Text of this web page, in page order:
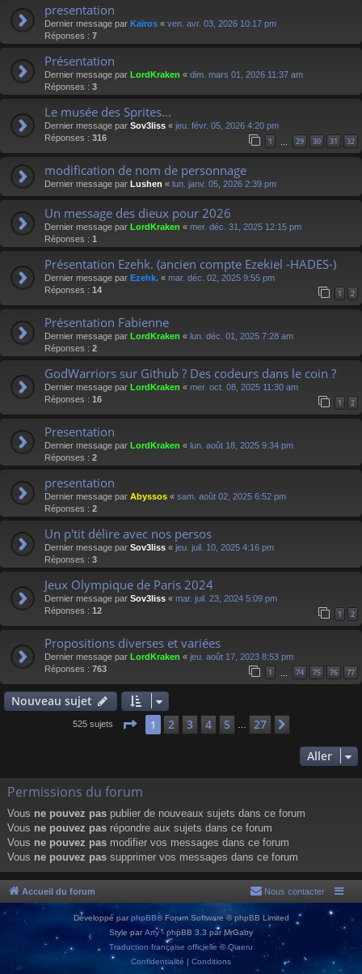
presentation
Dernier message par Kaïros « ven. avr. 03, 2026 10:17 pm
Réponses : 7
Présentation
Dernier message par LordKraken « dim. mars 01, 2026 11:37 am
Réponses : 3
Le musée des Sprites...
Dernier message par Sov3liss « jeu. févr. 05, 2026 4:20 pm
Réponses : 316 1 29 30 31 32
modification de nom de personnage
Dernier message par Lushen « lun. janv. 05, 2026 2:39 pm
Un message des dieux pour 2026
Dernier message par LordKraken « mer. déc. 31, 2025 12:15 pm
Réponses : 1
Présentation Ezehk. (ancien compte Ezekiel -HADES-)
Dernier message par Ezehk. « mar. déc. 02, 2025 9:55 pm
Réponses : 14 1 2
Présentation Fabienne
Dernier message par LordKraken « lun. déc. 01, 2025 7:28 am
Réponses : 2
GodWarriors sur Github ? Des codeurs dans le coin ?
Dernier message par LordKraken « mer. oct. 08, 2025 11:30 am
Réponses : 16 1 2
Presentation
Dernier message par LordKraken « lun. août 18, 2025 9:34 pm
Réponses : 2
presentation
Dernier message par Abyssos « sam. août 02, 2025 6:52 pm
Réponses : 2
Un p'tit délire avec nos persos
Dernier message par Sov3liss « jeu. juil. 10, 2025 4:16 pm
Réponses : 3
Jeux Olympique de Paris 2024
Dernier message par Sov3liss « mar. juil. 23, 2024 5:09 pm
Réponses : 12 1 2
Propositions diverses et variées
Dernier message par LordKraken « jeu. août 17, 2023 8:53 pm
Réponses : 763 1 … 74 75 76 77
Nouveau sujet
525 sujets Page 1sur 27
1 2 3 4 5 27
Aller
Permissions du forum
Vous ne pouvez pas publier de nouveaux sujets dans ce forum
Vous ne pouvez pas répondre aux sujets dans ce forum
Vous ne pouvez pas modifier vos messages dans ce forum
Vous ne pouvez pas supprimer vos messages dans ce forum
Accueil du forum Nous contacter
Développé par phpBB® Forum Software © phpBB Limited
Style par Arty- phpBB 3.3 par MrGaby
Traduction française officielle ©Qiaeru
Confidentialité | Conditions